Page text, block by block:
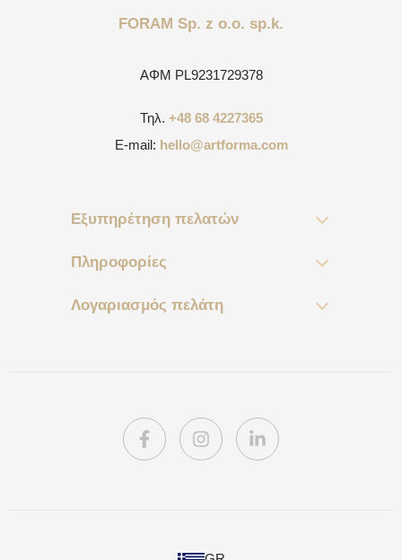
FORAM Sp. z o.o. sp.k.
ΑΦΜ PL9231729378
Τηλ. +48 68 4227365
E-mail: hello@artforma.com
Εξυπηρέτηση πελατών
Πληροφορίες
Λογαριασμός πελάτη